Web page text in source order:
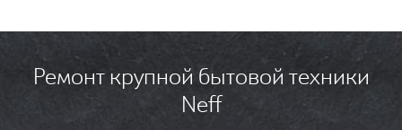
Ремонт крупной бытовой техники
Neff